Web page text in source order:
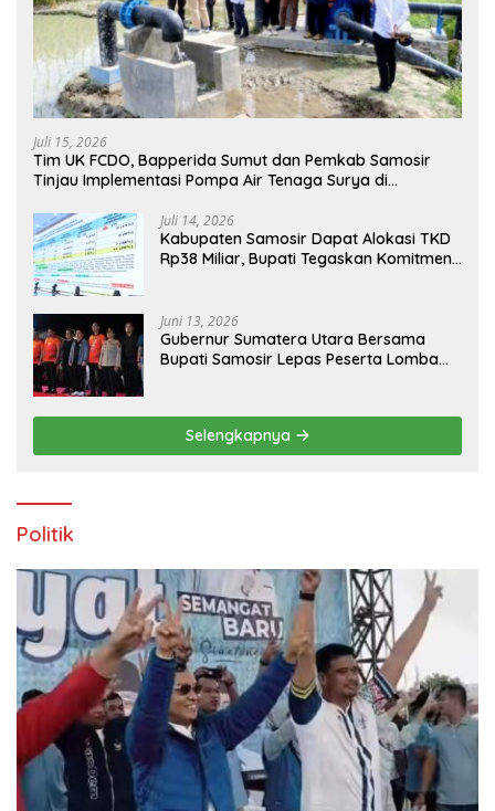
Juli 15, 2026
Tim UK FCDO, Bapperida Sumut dan Pemkab Samosir
Tinjau Implementasi Pompa Air Tenaga Surya di
Juli 14, 2026
Kabupaten Samosir Dapat Alokasi TKD
Rp38 Miliar, Bupati Tegaskan Komitmen
Juni 13, 2026
Gubernur Sumatera Utara Bersama
Bupati Samosir Lepas Peserta Lomba
Selengkapnya
Politik